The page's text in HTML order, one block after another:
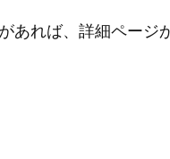
あれば、詳細ページ